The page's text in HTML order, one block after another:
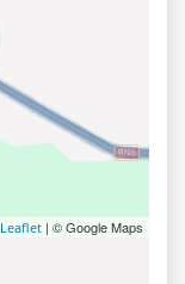
Leaflet | © Google Maps